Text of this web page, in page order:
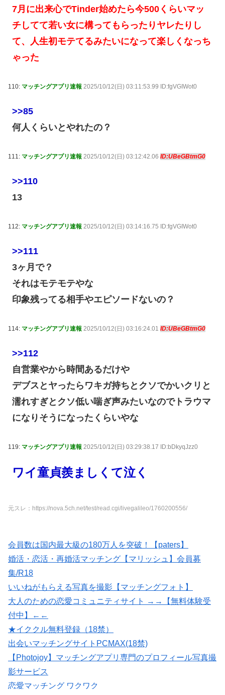
7月に出来心でTinder始めたら今500くらいマッ
チしてて若い女に構ってもらったりヤレたりし
て、人生初モテてるみたいになって楽しくなっち
ゃった
110: マッチングアプリ速報 2025/10/12(日) 03:11:53.99 ID:fgVGIWot0
>>85
何人くらいとやれたの？
111: マッチングアプリ速報 2025/10/12(日) 03:12:42.06 ID:UBeGBtmG0
>>110
13
112: マッチングアプリ速報 2025/10/12(日) 03:14:16.75 ID:fgVGIWot0
>>111
3ヶ月で？
それはモテモテやな
印象残ってる相手やエピソードないの？
114: マッチングアプリ速報 2025/10/12(日) 03:16:24.01 ID:UBeGBtmG0
>>112
自営業やから時間あるだけや
デブスとヤったらワキガ持ちとクソでかいクリと
濡れすぎとクソ低い喘ぎ声みたいなのでトラウマ
になりそうになったくらいやな
119: マッチングアプリ速報 2025/10/12(日) 03:29:38.17 ID:bDkyqJzz0
ワイ童貞羨ましくて泣く
元スレ：https://nova.5ch.net/test/read.cgi/livegalileo/1760200556/
会員数は国内最大級の180万人を突破！【paters】
婚活・恋活・再婚活マッチング【マリッシュ】会員募
集/R18
いいねがもらえる写真を撮影【マッチングフォト】
大人のための恋愛コミュニティサイト →→【無料体験受
付中】←←
★イククル無料登録（18禁）
出会いマッチングサイトPCMAX(18禁)
【Photojoy】マッチングアプリ専門のプロフィール写真撮
影サービス
恋愛マッチング ワクワク